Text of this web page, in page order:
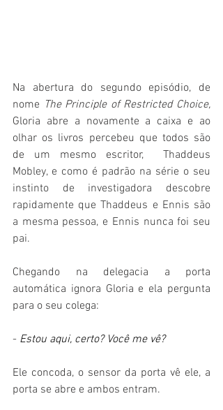
Na abertura do segundo episódio, de
nome
Gloria abre a novamente a caixa e ao
olhar os livros percebeu que todos são
de um mesmo escritor, Thaddeus
Mobley, e como é padrão na série o seu
instinto de investigadora descobre
rapidamente que Thaddeus e Ennis são
a mesma pessoa, e Ennis nunca foi seu
pai.
Chegando na delegacia a porta
automática ignora Gloria e ela pergunta
para o seu colega:
- Estou aqui, certo? Você me vê?
Ele concoda, o sensor da porta vê ele, a
porta se abre e ambos entram.